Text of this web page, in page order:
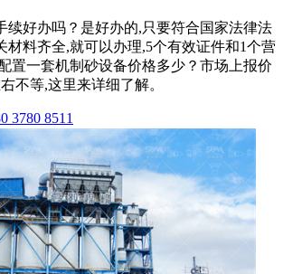
续好办吗？是好办的,只要符合国家法律法
材料齐全,就可以办理,5个有效证件和1个营
置一套机制砂设备价格多少？市场上报价
不等,这里来详细了解。
3780 8511